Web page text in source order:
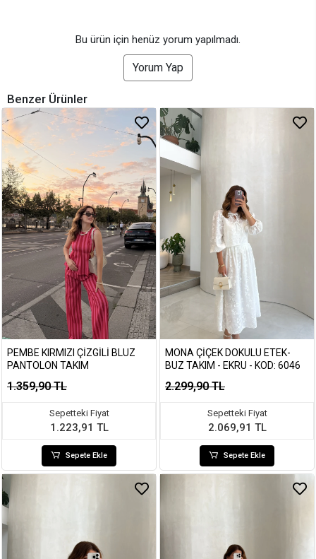
Bu ürün için henüz yorum yapılmadı.
Yorum Yap
Benzer Ürünler
PEMBE KIRMIZI ÇIZGILI BLUZ
PANTOLON TAKIM
1.359,90 TL
Sepetteki Fiyat
1.223,91 TL
Sepete Ekle
MONA ÇIÇEK DOKULU ETEK-
BUZ TAKIM - EKRU - KOD: 6046
2.299,90 TL
Sepetteki Fiyat
2.069,91 TL
Sepete Ekle